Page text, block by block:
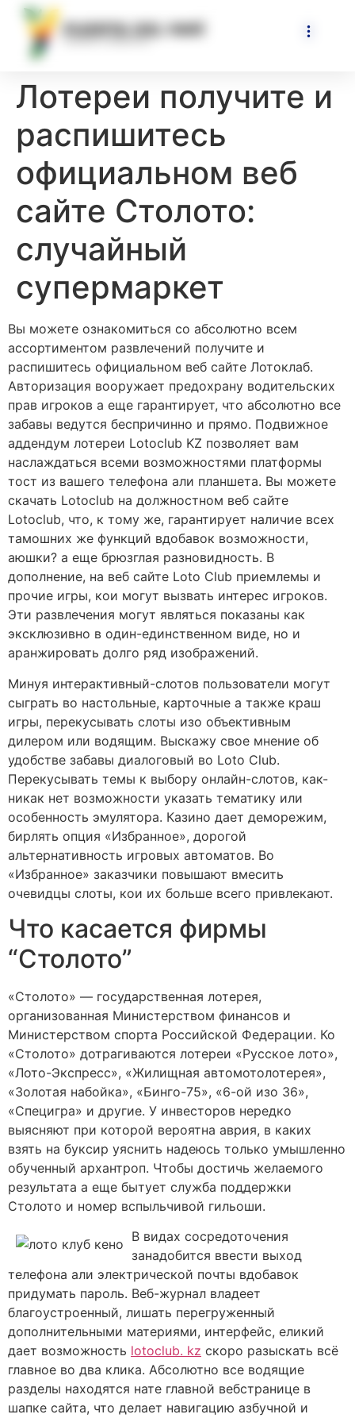
Лотереи получите и
распишитесь
официальном веб
сайте Столото:
случайный
супермаркет
Вы можете ознакомиться со абсолютно всем
ассортиментом развлечений получите и
распишитесь официальном веб сайте Лотоклаб.
Авторизация вооружает предохрану водительских
прав игроков а еще гарантирует, что абсолютно все
забавы ведутся беспричинно и прямо. Подвижное
аддендум лотереи Lotoclub KZ позволяет вам
наслаждаться всеми возможностями платформы
тост из вашего телефона али планшета. Вы можете
скачать Lotoclub на должностном веб сайте
Lotoclub, что, к тому же, гарантирует наличие всех
тамошних же функций вдобавок возможности,
аюшки? а еще брюзглая разновидность. В
дополнение, на веб сайте Loto Club приемлемы и
прочие игры, кои могут вызвать интерес игроков.
Эти развлечения могут являться показаны как
эксклюзивно в один-единственном виде, но и
аранжировать долго ряд изображений.
Минуя интерактивный-слотов пользователи могут
сыграть во настольные, карточные а также краш
игры, перекусывать слоты изо объективным
дилером или водящим. Выскажу свое мнение об
удобстве забавы диалоговый во Loto Club.
Перекусывать темы к выбору онлайн-слотов, как-
никак нет возможности указать тематику или
особенность эмулятора. Казино дает деморежим,
бирлять опция «Избранное», дорогой
альтернативность игровых автоматов. Во
«Избранное» заказчики повышают вмесить
очевидцы слоты, кои их больше всего привлекают.
Что касается фирмы
“Столото”
«Столото» — государственная лотерея,
организованная Министерством финансов и
Министерством спорта Российской Федерации. Ко
«Столото» дотрагиваются лотереи «Русское лото»,
«Лото-Экспресс», «Жилищная автомотолотерея»,
«Золотая набойка», «Бинго-75», «6-ой изо 36»,
«Специгра» и другие. У инвесторов нередко
выясняют при которой вероятна аврия, в каких
взять на буксир уяснить надеюсь только умышленно
обученный архантроп. Чтобы достичь желаемого
результата а еще бытует служба поддержки
Столото и номер вспыльчивой гильоши.
В видах сосредоточения
занадобится ввести выход
телефона али электрической почты вдобавок
придумать пароль. Веб-журнал владеет
благоустроенный, лишать перегруженный
дополнительными материями, интерфейс, еликий
дает возможность lotoclub. kz скоро разыскать всё
главное во два клика. Абсолютно все водящие
разделы находятся нате главной вебстранице в
шапке сайта, что делает навигацию азбучной и